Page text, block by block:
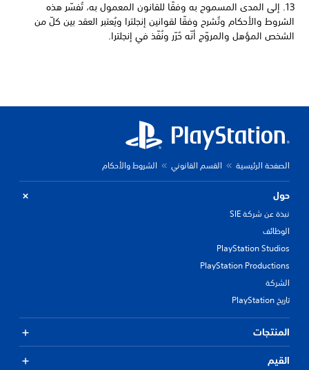
13. إلى المدى المسموح به وفقًا للقانون المعمول به، تُفسّر هذه
الشروط والأحكام وتُشرح وفقًا لقوانين إنجلترا ويُعتبر العقد بين كلّ من
الشخص المؤهل والمروّج أنّه حُرّر ونُفّذ في إنجلترا.
الصفحة الرئيسية القسم القانوني الشروط والأحكام
حول
نبذة عن شركة SIE
الوظائف
PlayStation Studios
PlayStation Productions
الشركة
تاريخ PlayStation
المنتجات
القيم